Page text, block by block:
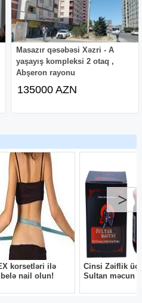
Masazır qəsəbəsi Xəzri - A
yaşayış kompleksi 2 otaq ,
Abşeron rayonu
135000 AZN